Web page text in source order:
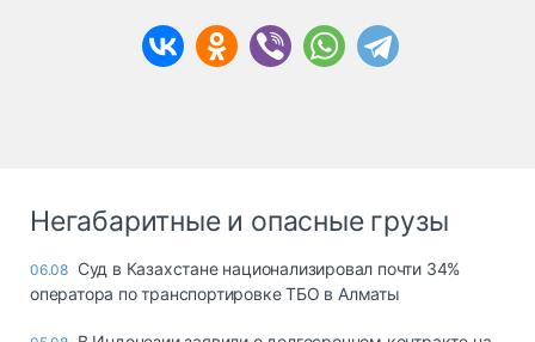
Негабаритные и опасные грузы
06.08 Суд в Казахстане национализировал почти 34%
оператора по транспортировке ТБО в Алматы